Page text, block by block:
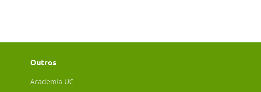
Outros
Academia UC